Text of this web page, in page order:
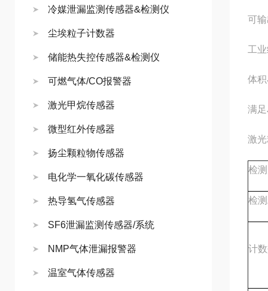
冷媒泄漏监测传感器&检测仪
尘埃粒子计数器
储能热失控传感器&检测仪
可燃气体/CO报警器
激光甲烷传感器
微型红外传感器
扬尘颗粒物传感器
电化学一氧化碳传感器
热导氢气传感器
SF6泄漏监测传感器/系统
NMP气体泄漏报警器
温室气体传感器
可
工
体
满
激
检
检
计